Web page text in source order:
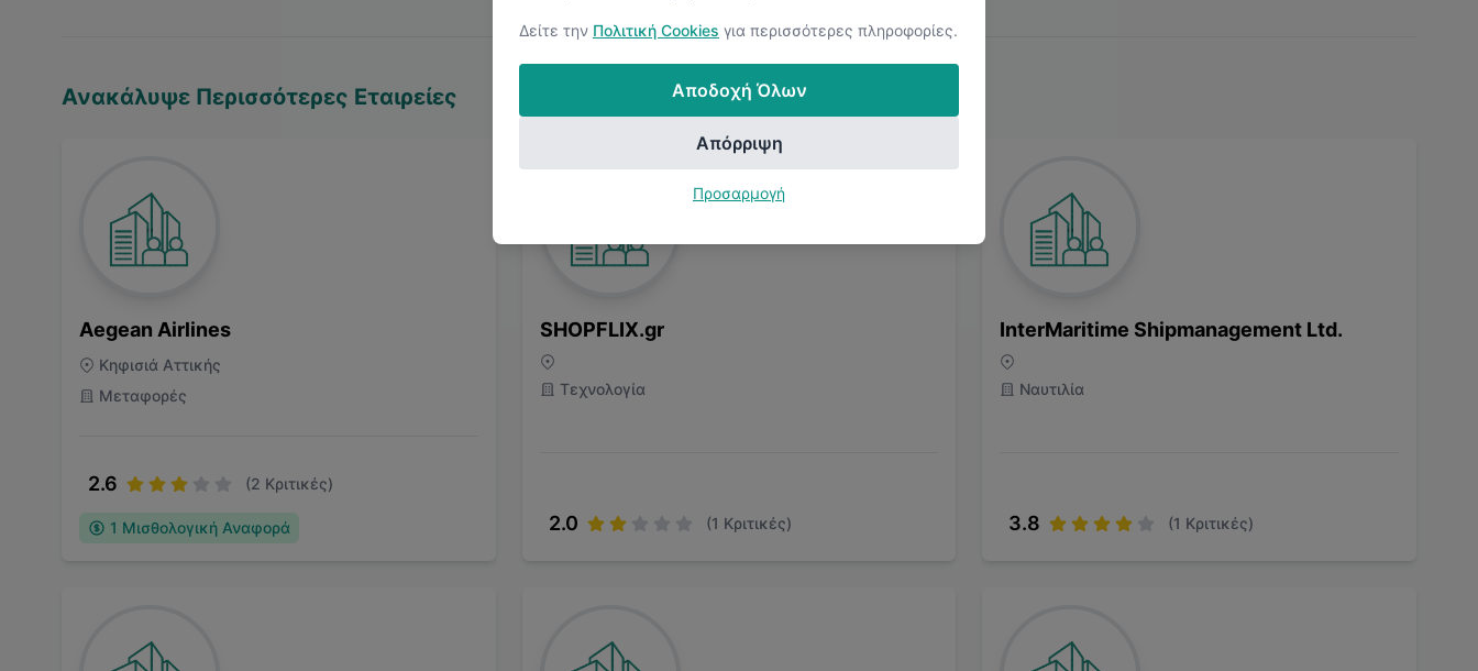
Ανακάλυψε Περισσότερες Εταιρείες
Aegean Airlines
Κηφισιά Αττικής
Μεταφορές
2.6 (2 Κριτικές)
1 Μισθολογική Αναφορά
SHOPFLIX.gr
Τεχνολογία
2.0 (1 Κριτικές)
InterMaritime Shipmanagement Ltd.
Ναυτιλία
3.8 (1 Κριτικές)
Δείτε την Πολιτική Cookies για περισσότερες πληροφορίες.
Αποδοχή Όλων
Απόρριψη
Προσαρμογή